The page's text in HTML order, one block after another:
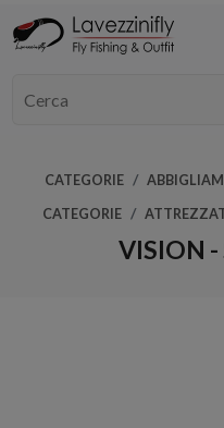
CATEGORIE
CATEGORIE
VISION -